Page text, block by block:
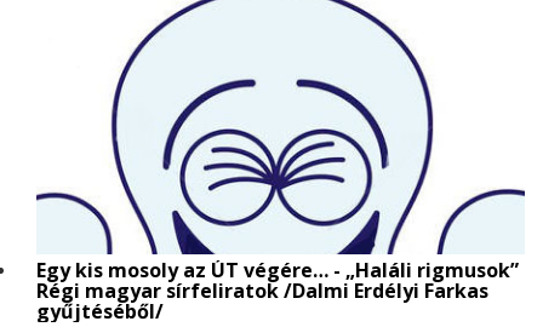
Egy kis mosoly az ÚT végére… - „Haláli rigmusok”
Régi magyar sírfeliratok /Dalmi Erdélyi Farkas
gyűjtéséből/